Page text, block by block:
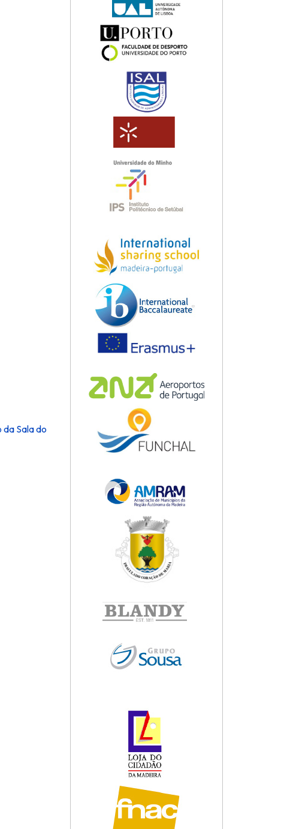
Sala do